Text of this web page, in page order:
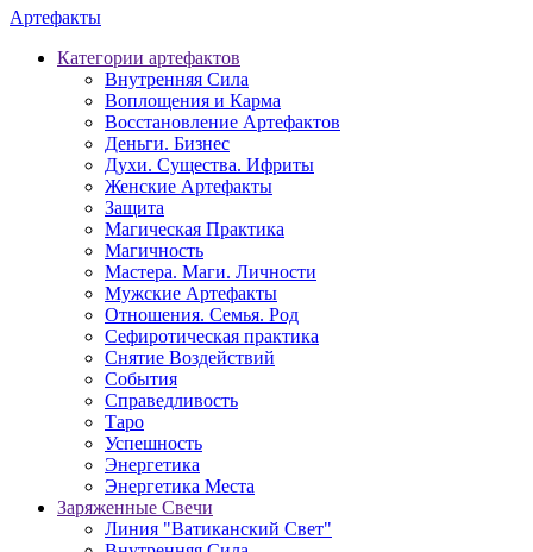
Артефакты
Категории артефактов
Внутренняя Сила
Воплощения и Карма
Восстановление Артефактов
Деньги. Бизнес
Духи. Существа. Ифриты
Женские Артефакты
Защита
Магическая Практика
Магичность
Мастера. Маги. Личности
Мужские Артефакты
Отношения. Семья. Род
Сефиротическая практика
Снятие Воздействий
События
Справедливость
Таро
Успешность
Энергетика
Энергетика Места
Заряженные Свечи
Линия "Ватиканский Свет"